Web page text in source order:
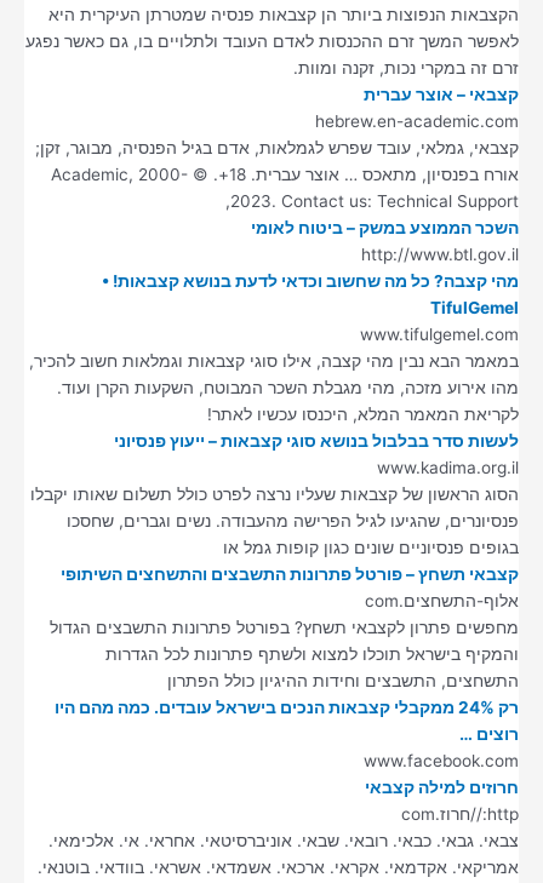
הקצבאות הנפוצות ביותר הן קצבאות פנסיה שמטרתן העיקרית היא
לאפשר המשך זרם ההכנסות לאדם העובד ולתלויים בו, גם כאשר נפגע
זרם זה במקרי נכות, זקנה ומוות.
קצבאי – אוצר עברית
hebrew.en-academic.com
קצבאי, גמלאי, עובד שפרש לגמלאות, אדם בגיל הפנסיה, מבוגר, זקן;
אורח בפנסיון, מתאכס … אוצר עברית. 18+. © Academic, 2000-
2023. Contact us: Technical Support,
השכר הממוצע במשק – ביטוח לאומי
http://www.btl.gov.il
מהי קצבה? כל מה שחשוב וכדאי לדעת בנושא קצבאות! •
TifulGemel
www.tifulgemel.com
במאמר הבא נבין מהי קצבה, אילו סוגי קצבאות וגמלאות חשוב להכיר,
מהו אירוע מזכה, מהי מגבלת השכר המבוטח, השקעות הקרן ועוד.
לקריאת המאמר המלא, היכנסו עכשיו לאתר!
לעשות סדר בבלבול בנושא סוגי קצבאות – ייעוץ פנסיוני
www.kadima.org.il
הסוג הראשון של קצבאות שעליו נרצה לפרט כולל תשלום שאותו יקבלו
פנסיונרים, שהגיעו לגיל הפרישה מהעבודה. נשים וגברים, שחסכו
בגופים פנסיוניים שונים כגון קופות גמל או
קצבאי תשחץ – פורטל פתרונות התשבצים והתשחצים השיתופי
אלוף-התשחצים.com
מחפשים פתרון לקצבאי תשחץ? בפורטל פתרונות התשבצים הגדול
והמקיף בישראל תוכלו למצוא ולשתף פתרונות לכל הגדרות
התשחצים, התשבצים וחידות ההיגיון כולל הפתרון
רק 24% ממקבלי קצבאות הנכים בישראל עובדים. כמה מהם היו
רוצים …
www.facebook.com
חרוזים למילה קצבאי
http://חרוז.com
צבאי. גבאי. כבאי. רובאי. שבאי. אוניברסיטאי. אחראי. אי. אלכימאי.
אמריקאי. אקדמאי. אקראי. ארכאי. אשמדאי. אשראי. בוודאי. בוטנאי.